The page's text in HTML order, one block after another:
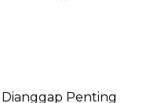
Penting